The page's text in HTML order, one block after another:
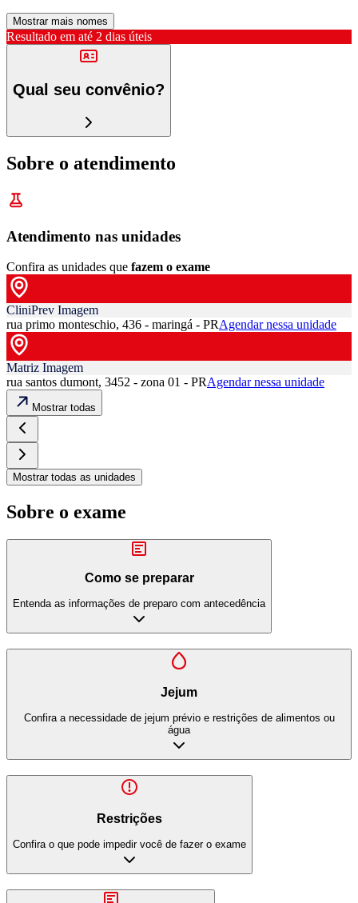
Mostrar mais nomes
Resultado em até 2 dias úteis
Qual seu convênio?
Sobre o atendimento
Atendimento nas unidades
Confira as unidades que fazem o exame
CliniPrev Imagem
rua primo monteschio, 436 - maringá - PRAgendar nessa unidade
Matriz Imagem
rua santos dumont, 3452 - zona 01 - PRAgendar nessa unidade
Mostrar todas
Mostrar todas as unidades
Sobre o exame
Como se preparar
Entenda as informações de preparo com antecedência
Jejum
Confira a necessidade de jejum prévio e restrições de alimentos ou
água
Restrições
Confira o que pode impedir você de fazer o exame